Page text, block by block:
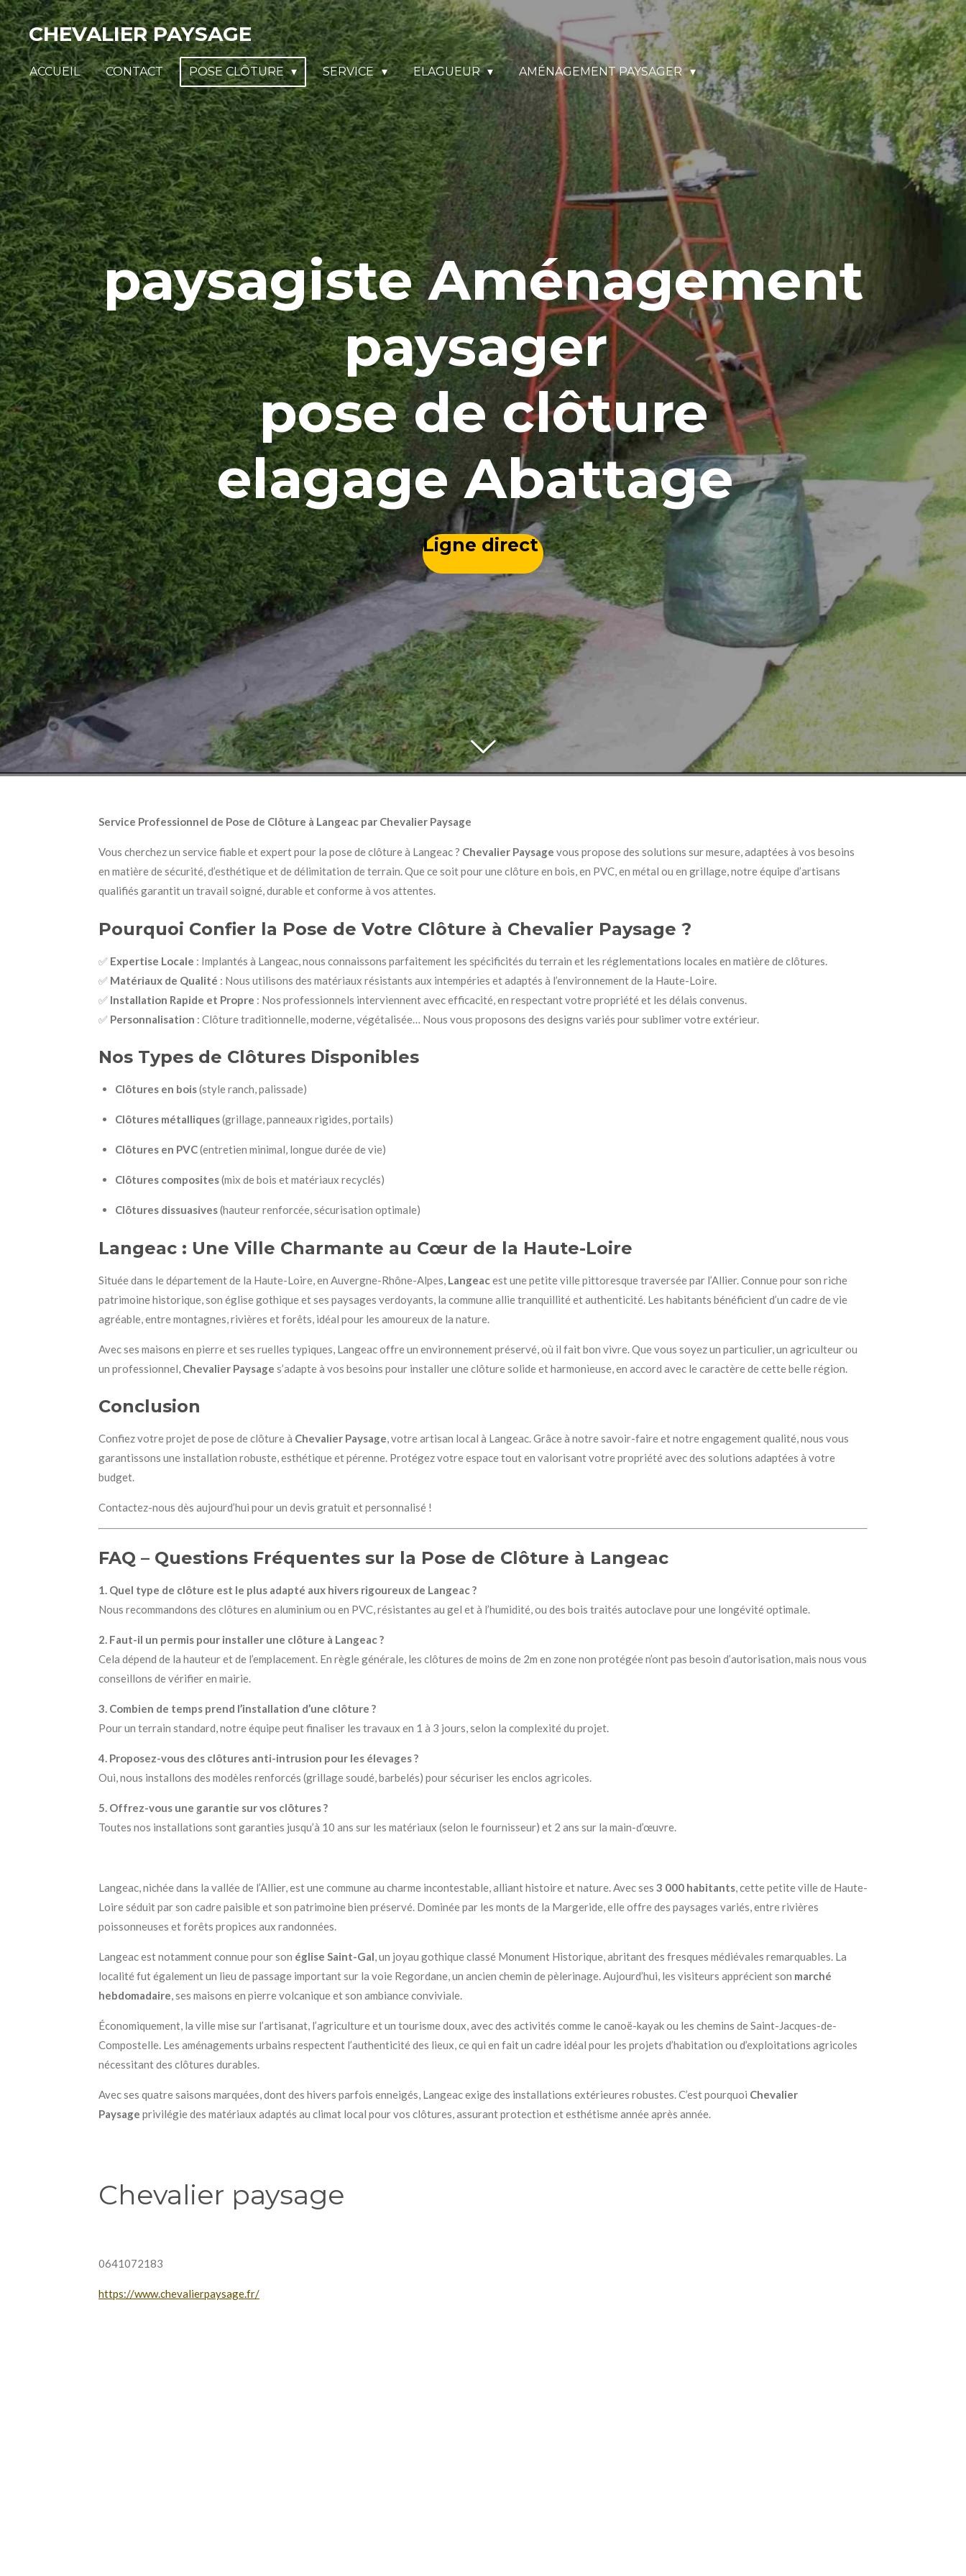
Passer
au
contenu
principal
CHEVALIER PAYSAGE
ACCUEIL CONTACT POSE CLÔTURE SERVICE ELAGUEUR AMÉNAGEMENT PAYSAGER
paysagiste Aménagement
paysager
pose de clôture
elagage Abattage
Ligne direct
Service Professionnel de Pose de Clôture à Langeac par Chevalier Paysage
Vous cherchez un service fiable et expert pour la pose de clôture à Langeac ? Chevalier Paysage vous propose des solutions sur mesure, adaptées à vos besoins
en matière de sécurité, d’esthétique et de délimitation de terrain. Que ce soit pour une clôture en bois, en PVC, en métal ou en grillage, notre équipe d’artisans
qualifiés garantit un travail soigné, durable et conforme à vos attentes.
Pourquoi Confier la Pose de Votre Clôture à Chevalier Paysage ?
✅ Expertise Locale : Implantés à Langeac, nous connaissons parfaitement les spécificités du terrain et les réglementations locales en matière de clôtures.
✅ Matériaux de Qualité : Nous utilisons des matériaux résistants aux intempéries et adaptés à l’environnement de la Haute-Loire.
✅ Installation Rapide et Propre : Nos professionnels interviennent avec efficacité, en respectant votre propriété et les délais convenus.
✅ Personnalisation : Clôture traditionnelle, moderne, végétalisée… Nous vous proposons des designs variés pour sublimer votre extérieur.
Nos Types de Clôtures Disponibles
Clôtures en bois(style ranch, palissade)
Clôtures métalliques(grillage, panneaux rigides, portails)
Clôtures en PVC(entretien minimal, longue durée de vie)
Clôtures composites(mix de bois et matériaux recyclés)
Clôtures dissuasives(hauteur renforcée, sécurisation optimale)
Langeac : Une Ville Charmante au Cœur de la Haute-Loire
Située dans le département de la Haute-Loire, en Auvergne-Rhône-Alpes, Langeac est une petite ville pittoresque traversée par l’Allier. Connue pour son riche
patrimoine historique, son église gothique et ses paysages verdoyants, la commune allie tranquillité et authenticité. Les habitants bénéficient d’un cadre de vie
agréable, entre montagnes, rivières et forêts, idéal pour les amoureux de la nature.
Avec ses maisons en pierre et ses ruelles typiques, Langeac offre un environnement préservé, où il fait bon vivre. Que vous soyez un particulier, un agriculteur ou
un professionnel, Chevalier Paysage s’adapte à vos besoins pour installer une clôture solide et harmonieuse, en accord avec le caractère de cette belle région.
Conclusion
Confiez votre projet de pose de clôture à Chevalier Paysage, votre artisan local à Langeac. Grâce à notre savoir-faire et notre engagement qualité, nous vous
garantissons une installation robuste, esthétique et pérenne. Protégez votre espace tout en valorisant votre propriété avec des solutions adaptées à votre
budget.
Contactez-nous dès aujourd’hui pour un devis gratuit et personnalisé !
FAQ – Questions Fréquentes sur la Pose de Clôture à Langeac
1. Quel type de clôture est le plus adapté aux hivers rigoureux de Langeac ?
Nous recommandons des clôtures en aluminium ou en PVC, résistantes au gel et à l’humidité, ou des bois traités autoclave pour une longévité optimale.
2. Faut-il un permis pour installer une clôture à Langeac ?
Cela dépend de la hauteur et de l’emplacement. En règle générale, les clôtures de moins de 2m en zone non protégée n’ont pas besoin d’autorisation, mais nous vous
conseillons de vérifier en mairie.
3. Combien de temps prend l’installation d’une clôture ?
Pour un terrain standard, notre équipe peut finaliser les travaux en 1 à 3 jours, selon la complexité du projet.
4. Proposez-vous des clôtures anti-intrusion pour les élevages ?
Oui, nous installons des modèles renforcés (grillage soudé, barbelés) pour sécuriser les enclos agricoles.
5. Offrez-vous une garantie sur vos clôtures ?
Toutes nos installations sont garanties jusqu’à 10 ans sur les matériaux (selon le fournisseur) et 2 ans sur la main-d’œuvre.
Langeac, nichée dans la vallée de l’Allier, est une commune au charme incontestable, alliant histoire et nature. Avec ses 3 000 habitants , cette petite ville de Haute-
Loire séduit par son cadre paisible et son patrimoine bien préservé. Dominée par les monts de la Margeride, elle offre des paysages variés, entre rivières
poissonneuses et forêts propices aux randonnées.
Langeac est notamment connue pour son église Saint-Gal , un joyau gothique classé Monument Historique, abritant des fresques médiévales remarquables. La
localité fut également un lieu de passage important sur la voie Regordane, un ancien chemin de pèlerinage. Aujourd’hui, les visiteurs apprécient son marché
hebdomadaire , ses maisons en pierre volcanique et son ambiance conviviale.
Économiquement, la ville mise sur l’artisanat, l’agriculture et un tourisme doux, avec des activités comme le canoë-kayak ou les chemins de Saint-Jacques-de-
Compostelle. Les aménagements urbains respectent l’authenticité des lieux, ce qui en fait un cadre idéal pour les projets d’habitation ou d’exploitations agricoles
nécessitant des clôtures durables.
Avec ses quatre saisons marquées, dont des hivers parfois enneigés, Langeac exige des installations extérieures robustes. C’est pourquoi Chevalier
Paysage privilégie des matériaux adaptés au climat local pour vos clôtures, assurant protection et esthétisme année après année.
Chevalier paysage
0641072183
https://www.chevalierpaysage.fr/